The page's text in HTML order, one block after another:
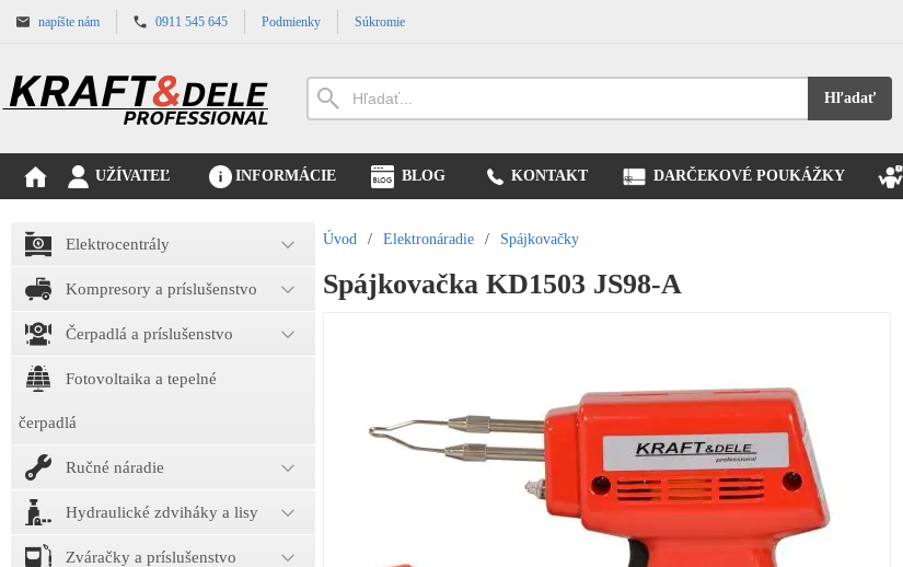
napíšte nám 0911 545 645 Podmienky Súkromie
Hľadať
UŽÍVATEĽ INFORMÁCIE BLOG KONTAKT DARČEKOVÉ POUKÁŽKY
Elektrocentrály
Kompresory a príslušenstvo
Čerpadlá a príslušenstvo
Fotovoltaika a tepelné
čerpadlá
Ručné náradie
Hydraulické zdviháky a lisy
Zváračky a príslušenstvo
Úvod / Elektronáradie / Spájkovačky
Spájkovačka KD1503 JS98-A